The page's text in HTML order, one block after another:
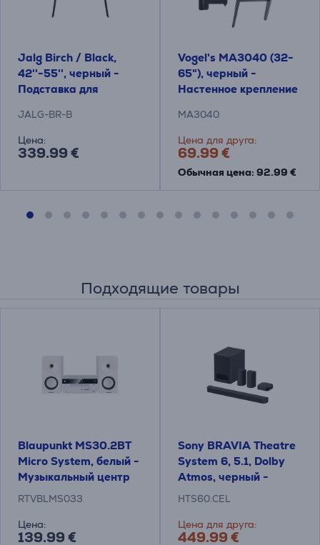
Jalg Birch / Black,
42''-55'', черный -
Подставка для
JALG-BR-B
Цена:
339.99 €
Vogel's MA3040 (32-
65"), черный -
Настенное крепление
MA3040
Цена для друга:
69.99 €
Обычная цена: 92.99 €
Подходящие товары
Blaupunkt MS30.2BT
Micro System, белый -
Музыкальный центр
RTVBLMS033
Цена:
139.99 €
Sony BRAVIA Theatre
System 6, 5.1, Dolby
Atmos, черный -
Система домашнего
HTS60.CEL
Цена для друга:
449.99 €